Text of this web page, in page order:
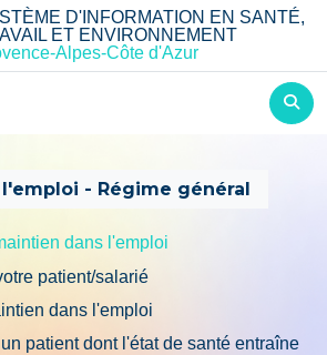
D'INFORMATION EN SANTÉ,
ET ENVIRONNEMENT
Alpes-Côte d'Azur
- Régime général
dans l'emploi
patient/salarié
dans l'emploi
patient dont l'état de santé entraîne